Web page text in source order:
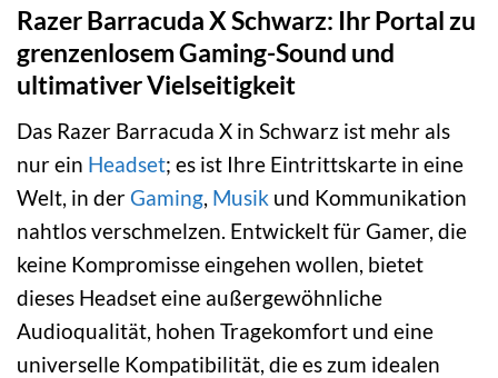
Razer Barracuda X Schwarz: Ihr Portal zu
grenzenlosem Gaming-Sound und
ultimativer Vielseitigkeit
Das Razer Barracuda X in Schwarz ist mehr als
nur ein Headset; es ist Ihre Eintrittskarte in eine
Welt, in der Gaming, Musik und Kommunikation
nahtlos verschmelzen. Entwickelt für Gamer, die
keine Kompromisse eingehen wollen, bietet
dieses Headset eine außergewöhnliche
Audioqualität, hohen Tragekomfort und eine
universelle Kompatibilität, die es zum idealen